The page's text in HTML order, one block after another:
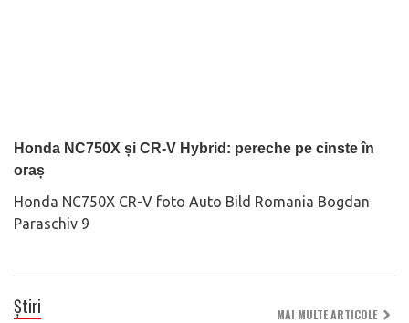
Honda NC750X și CR-V Hybrid: pereche pe cinste în
oraș
Honda NC750X CR-V foto Auto Bild Romania Bogdan
Paraschiv 9
Știri MAI MULTE ARTICOLE